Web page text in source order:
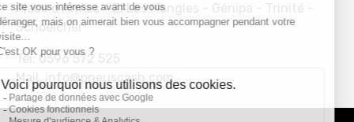
Place d’Armes - ZI Les Mangles - Génipa - Trinité -
Schoelcher
Tel.0596 572 525
Mail. info@pneuscash.com